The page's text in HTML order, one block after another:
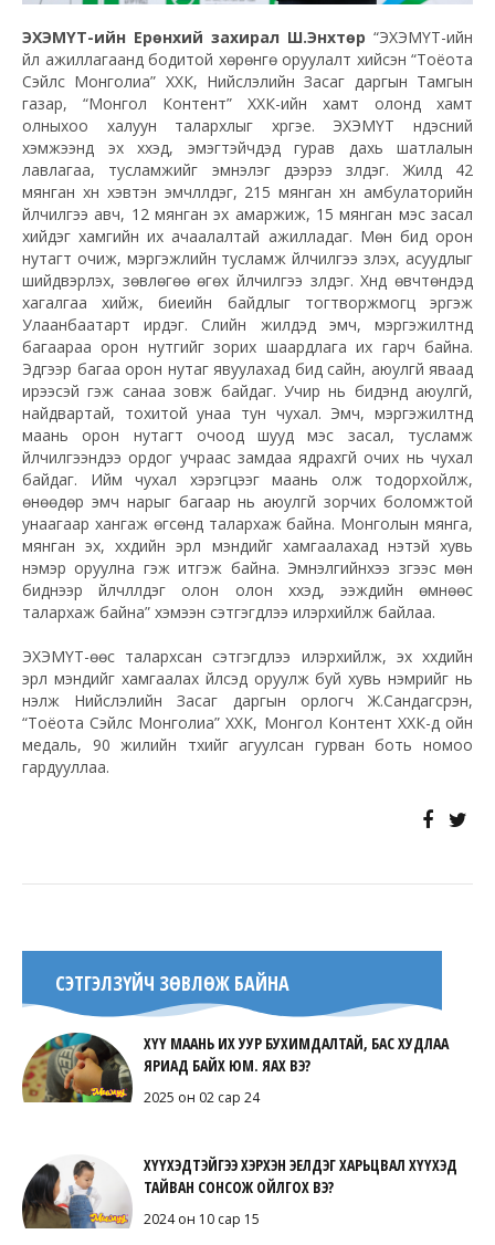
ЭХЭМҮТ-ийн Ерөнхий захирал Ш.Энхтөр “ЭХЭМҮТ-ийн
үйл ажиллагаанд бодитой хөрөнгө оруулалт хийсэн “Тоёота
Сэйлс Монголиа” ХХК, Нийслэлийн Засаг даргын Тамгын
газар, “Монгол Контент” ХХК-ийн хамт олонд хамт
олныхоо халуун талархлыг хүргэе. ЭХЭМҮТ үндэсний
хэмжээнд эх хүүхэд, эмэгтэйчүүдэд гурав дахь шатлалын
лавлагаа, тусламжийг эмнэлэг дээрээ үзүүлдэг. Жилд 42
мянган хүн хэвтэн эмчлүүлдэг, 215 мянган хүн амбулаторийн
үйлчилгээ авч, 12 мянган эх амаржиж, 15 мянган мэс засал
хийдэг хамгийн их ачаалалтай ажилладаг. Мөн бид орон
нутагт очиж, мэргэжлийн тусламж үйлчилгээ үзүүлэх, асуудлыг
шийдвэрлэх, зөвлөгөө өгөх үйлчилгээ үзүүлдэг. Хүнд өвчтөнүүдэд
хагалгаа хийж, биеийн байдлыг тогтворжмогц эргэж
Улаанбаатарт ирдэг. Сүүлийн жилүүдэд эмч, мэргэжилтнүүд
багаараа орон нутгийг зорих шаардлага их гарч байна.
Эдгээр багаа орон нутаг явуулахад бид сайн, аюулгүй яваад
ирээсэй гэж санаа зовж байдаг. Учир нь бидэнд аюулгүй,
найдвартай, тохитой унаа тун чухал. Эмч, мэргэжилтнүүд
маань орон нутагт очоод шууд мэс засал, тусламж
үйлчилгээндээ ордог учраас замдаа ядрахгүй очих нь чухал
байдаг. Ийм чухал хэрэгцээг маань олж тодорхойлж,
өнөөдөр эмч нарыг багаар нь аюулгүй зорчих боломжтой
унаагаар хангаж өгсөнд талархаж байна. Монголын мянга,
мянган эх, хүүхдийн эрүүл мэндийг хамгаалахад үнэтэй хувь
нэмэр оруулна гэж итгэж байна. Эмнэлгийнхээ зүгээс мөн
биднээр үйлчлүүлдэг олон олон хүүхэд, ээжүүдийн өмнөөс
талархаж байна” хэмээн сэтгэгдлээ илэрхийлж байлаа.
ЭХЭМҮТ-өөс талархсан сэтгэгдлээ илэрхийлж, эх хүүхдийн
эрүүл мэндийг хамгаалах үйлсэд оруулж буй хувь нэмрийг нь
үнэлж Нийслэлийн Засаг даргын орлогч Ж.Сандагсүрэн,
“Тоёота Сэйлс Монголиа” ХХК, Монгол Контент ХХК-д ойн
медаль, 90 жилийн түүхийг агуулсан гурван боть номоо
гардууллаа.
СЭТГЭЛЗҮЙЧ ЗӨВЛӨЖ БАЙНА
ХҮҮ МААНЬ ИХ УУР БУХИМДАЛТАЙ, БАС ХУДЛАА
ЯРИАД БАЙХ ЮМ. ЯАХ ВЭ?
2025 он 02 сар 24
ХҮҮХЭДТЭЙГЭЭ ХЭРХЭН ЭЕЛДЭГ ХАРЬЦВАЛ ХҮҮХЭД
ТАЙВАН СОНСОЖ ОЙЛГОХ ВЭ?
2024 он 10 сар 15